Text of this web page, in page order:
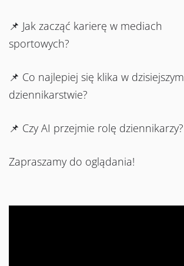
📌 Jak zacząć karierę w mediach
sportowych?
📌 Co najlepiej się klika w dzisiejszym
dziennikarstwie?
📌 Czy AI przejmie rolę dziennikarzy?
Zapraszamy do oglądania!